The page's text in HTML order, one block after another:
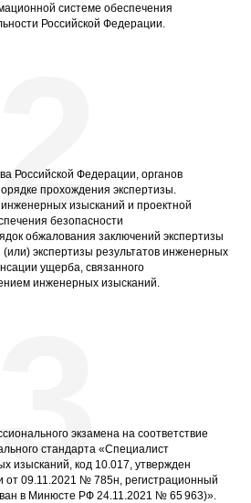
системе обеспечения
Российской Федерации.
Российской Федерации, органов
прохождения экспертизы.
изысканий и проектной
безопасности
обжалования заключений экспертизы
экспертизы результатов инженерных
ущерба, связанного
инженерных изысканий.
экзамена на соответствие
стандарта «Специалист
изысканий, код 10.017, утвержден
от 09.11.2021 № 785н, регистрационный
в Минюсте РФ 24.11.2021 № 65 963)».